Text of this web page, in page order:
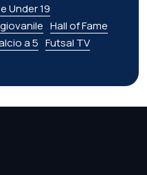
Under 19
Hall of Fame
a 5 Futsal TV